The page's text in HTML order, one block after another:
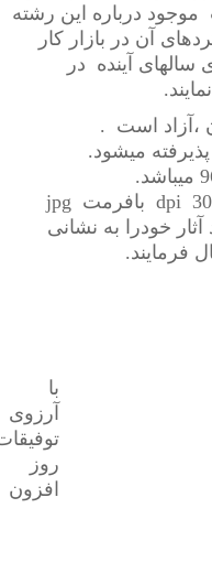
درباره این رشته
آن در بازار کار
آینده در
،آزاد است .
میشود.
dpi بافرمت jpg
خودرا به نشانی
فرمایند.
با
آرزوی
روز
افزون